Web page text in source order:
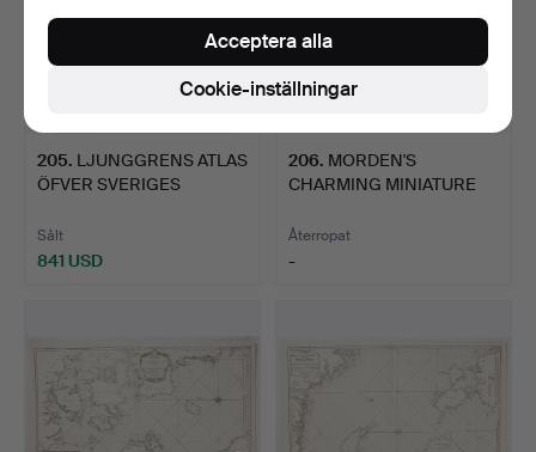
205. LJUNGGRENS ATLAS
ÖFVER SVERIGES
Sålt
841 USD
206. MORDEN'S
CHARMING MINIATURE
Återropat
-
Cookie-inställningar
Acceptera alla